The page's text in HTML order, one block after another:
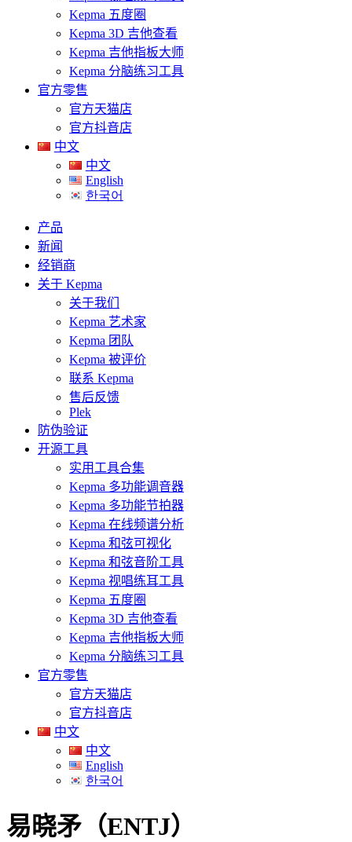
Kepma 五度圈
Kepma 3D 吉他查看
Kepma 吉他指板大师
Kepma 分脑练习工具
官方零售
官方天猫店
官方抖音店
中文
中文
English
한국어
产品
新闻
经销商
关于 Kepma
关于我们
Kepma 艺术家
Kepma 团队
Kepma 被评价
联系 Kepma
售后反馈
Plek
防伪验证
开源工具
实用工具合集
Kepma 多功能调音器
Kepma 多功能节拍器
Kepma 在线频谱分析
Kepma 和弦可视化
Kepma 和弦音阶工具
Kepma 视唱练耳工具
Kepma 五度圈
Kepma 3D 吉他查看
Kepma 吉他指板大师
Kepma 分脑练习工具
官方零售
官方天猫店
官方抖音店
中文
中文
English
한국어
易晓矛（ENTJ）